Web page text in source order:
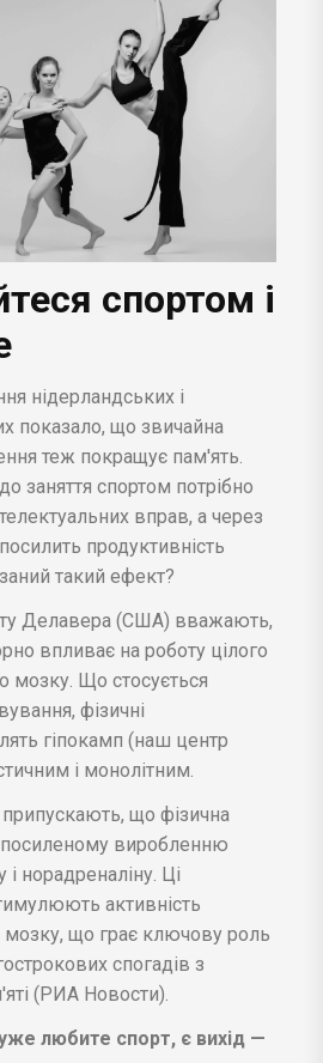
спортом і
нідерландських і
показало, що звичайна
теж покращує пам'ять.
заняття спортом потрібно
вправ, а через
продуктивність
такий ефект?
Делавера (США) вважають,
впливає на роботу цілого
мозку. Що стосується
фізичні
гіпокамп (наш центр
і монолітним.
що фізична
посиленому виробленню
норадреналіну. Ці
активність
мозку, що грає ключову роль
спогадів з
(РИА Новости).
любите спорт, є вихід —